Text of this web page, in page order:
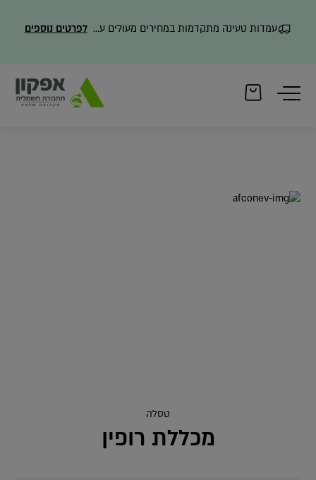
עמדות טעינה מתקדמות במחירים מעולים עם משלוח מהיר לפרטים נוספים
טסלה
מכללת רופין